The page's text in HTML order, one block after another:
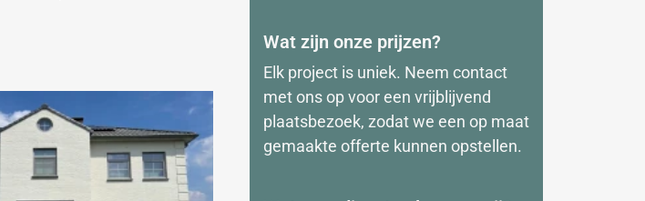
Wat zijn onze prijzen?
Elk project is uniek. Neem contact
met ons op voor een vrijblijvend
plaatsbezoek, zodat we een op maat
gemaakte offerte kunnen opstellen.